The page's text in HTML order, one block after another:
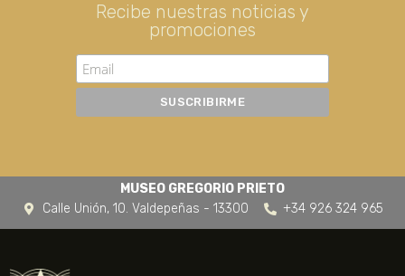
Recibe nuestras noticias y
promociones
MUSEO GREGORIO PRIETO
Calle Unión, 10. Valdepeñas - 13300
+34 926 324 965